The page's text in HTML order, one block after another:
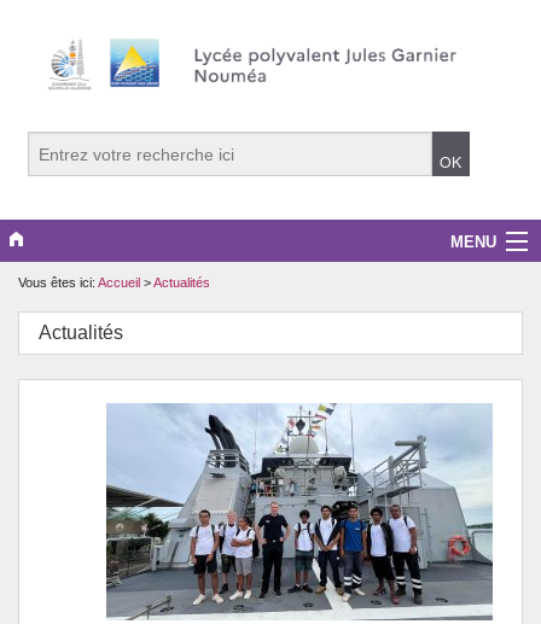
MENU
Le lycée
La vie lycéenne
Les formations
Vous êtes ici: Accueil >Actualités
Actualités